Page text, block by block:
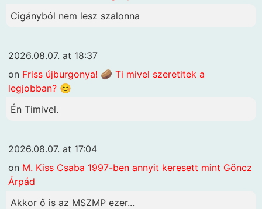
Cigányból nem lesz szalonna
2026.08.07. at 18:37
on Friss újburgonya! 🥔 Ti mivel szeretitek a
legjobban? 😊
Én Timivel.
2026.08.07. at 17:04
on M. Kiss Csaba 1997-ben annyit keresett mint Göncz
Árpád
Akkor ő is az MSZMP ezer...